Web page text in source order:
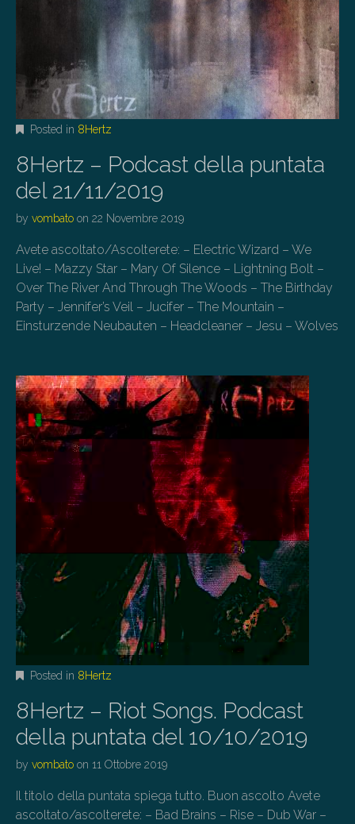
Posted in 8Hertz
8Hertz – Podcast della puntata
del 21/11/2019
by vombato on 22 Novembre 2019
Avete ascoltato/Ascolterete: – Electric Wizard – We
Live! – Mazzy Star – Mary Of Silence – Lightning Bolt –
Over The River And Through The Woods – The Birthday
Party – Jennifer’s Veil – Jucifer – The Mountain –
Einsturzende Neubauten – Headcleaner – Jesu – Wolves
Posted in 8Hertz
8Hertz – Riot Songs. Podcast
della puntata del 10/10/2019
by vombato on 11 Ottobre 2019
Il titolo della puntata spiega tutto. Buon ascolto Avete
ascoltato/ascolterete: – Bad Brains – Rise – Dub War –